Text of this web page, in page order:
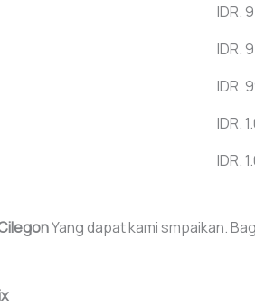
IDR.
IDR.
IDR.
IDR.
IDR.
Yang dapat kami smpaikan.